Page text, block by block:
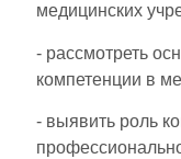
медицинских
- рассмотреть
компетенции в
- выявить роль